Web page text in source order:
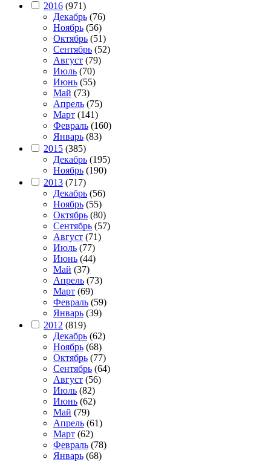
2016 (971)
Декабрь (76)
Ноябрь (56)
Октябрь (51)
Сентябрь (52)
Август (79)
Июль (70)
Июнь (55)
Май (73)
Апрель (75)
Март (141)
Февраль (160)
Январь (83)
2015 (385)
Декабрь (195)
Ноябрь (190)
2013 (717)
Декабрь (56)
Ноябрь (55)
Октябрь (80)
Сентябрь (57)
Август (71)
Июль (77)
Июнь (44)
Май (37)
Апрель (73)
Март (69)
Февраль (59)
Январь (39)
2012 (819)
Декабрь (62)
Ноябрь (68)
Октябрь (77)
Сентябрь (64)
Август (56)
Июль (82)
Июнь (62)
Май (79)
Апрель (61)
Март (62)
Февраль (78)
Январь (68)